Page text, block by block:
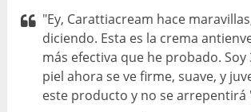
"Ey, Carattiacream hace
diciendo. Esta es la crema
más efectiva que he probado. Soy
piel ahora se ve firme, suave, y
este producto y no se arrepentirá